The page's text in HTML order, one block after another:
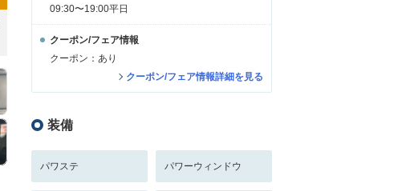
09:30〜19:00平日
クーポン/フェア情報
クーポン：あり
クーポン/フェア情報詳細を見る
装備
パワステ パワーウィンドウ